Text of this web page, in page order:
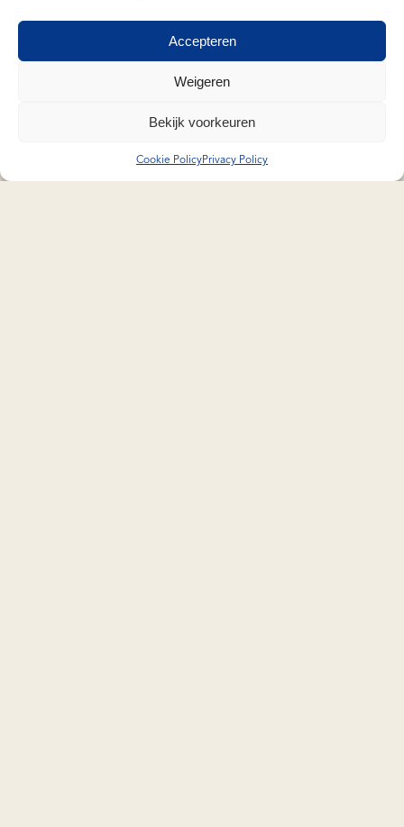
Accepteren
Weigeren
Bekijk voorkeuren
Cookie PolicyPrivacy Policy